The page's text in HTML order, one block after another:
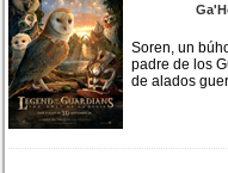
Soren, un
padre de los
de alados